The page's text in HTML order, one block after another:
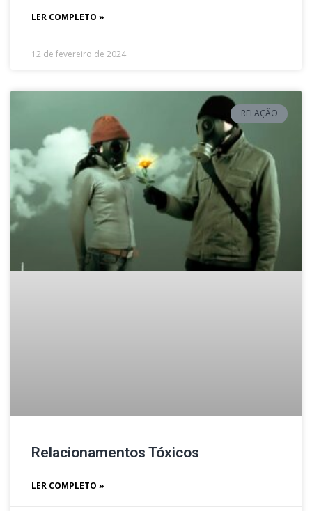
LER COMPLETO »
12 de fevereiro de 2024
RELAÇÃO
Relacionamentos Tóxicos
LER COMPLETO »